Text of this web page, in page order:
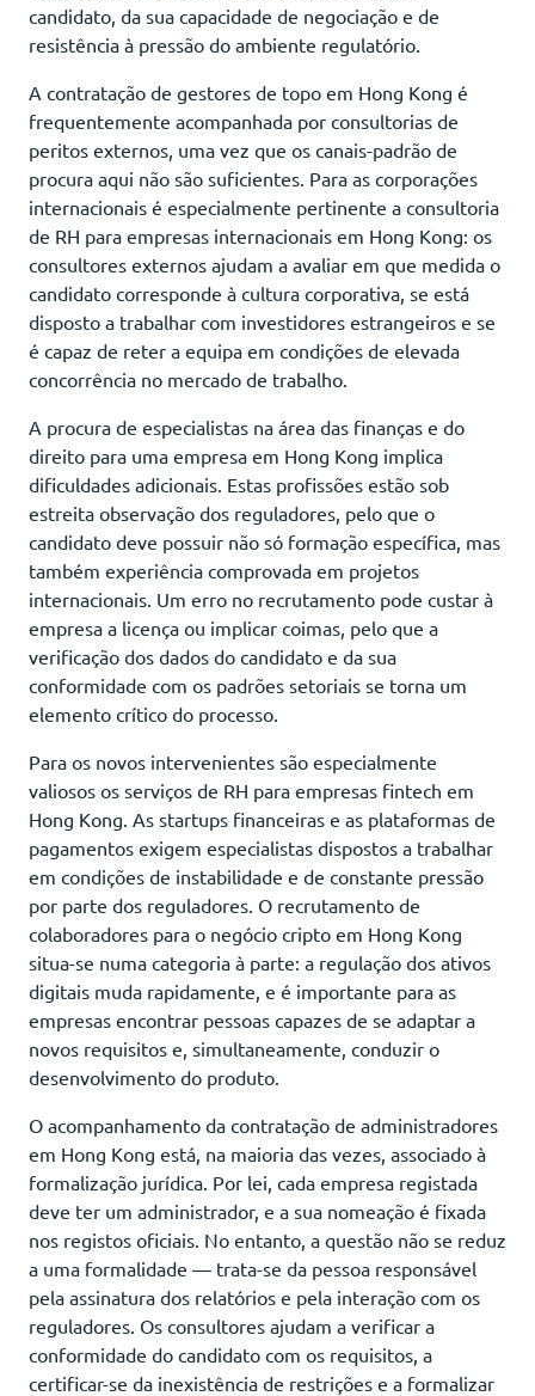
candidato, da sua capacidade de negociação e de
resistência à pressão do ambiente regulatório.
A contratação de gestores de topo em Hong Kong é
frequentemente acompanhada por consultorias de
peritos externos, uma vez que os canais-padrão de
procura aqui não são suficientes. Para as corporações
internacionais é especialmente pertinente a consultoria
de RH para empresas internacionais em Hong Kong: os
consultores externos ajudam a avaliar em que medida o
candidato corresponde à cultura corporativa, se está
disposto a trabalhar com investidores estrangeiros e se
é capaz de reter a equipa em condições de elevada
concorrência no mercado de trabalho.
A procura de especialistas na área das finanças e do
direito para uma empresa em Hong Kong implica
dificuldades adicionais. Estas profissões estão sob
estreita observação dos reguladores, pelo que o
candidato deve possuir não só formação específica, mas
também experiência comprovada em projetos
internacionais. Um erro no recrutamento pode custar à
empresa a licença ou implicar coimas, pelo que a
verificação dos dados do candidato e da sua
conformidade com os padrões setoriais se torna um
elemento crítico do processo.
Para os novos intervenientes são especialmente
valiosos os serviços de RH para empresas fintech em
Hong Kong. As startups financeiras e as plataformas de
pagamentos exigem especialistas dispostos a trabalhar
em condições de instabilidade e de constante pressão
por parte dos reguladores. O recrutamento de
colaboradores para o negócio cripto em Hong Kong
situa-se numa categoria à parte: a regulação dos ativos
digitais muda rapidamente, e é importante para as
empresas encontrar pessoas capazes de se adaptar a
novos requisitos e, simultaneamente, conduzir o
desenvolvimento do produto.
O acompanhamento da contratação de administradores
em Hong Kong está, na maioria das vezes, associado à
formalização jurídica. Por lei, cada empresa registada
deve ter um administrador, e a sua nomeação é fixada
nos registos oficiais. No entanto, a questão não se reduz
a uma formalidade — trata-se da pessoa responsável
pela assinatura dos relatórios e pela interação com os
reguladores. Os consultores ajudam a verificar a
conformidade do candidato com os requisitos, a
certificar-se da inexistência de restrições e a formalizar